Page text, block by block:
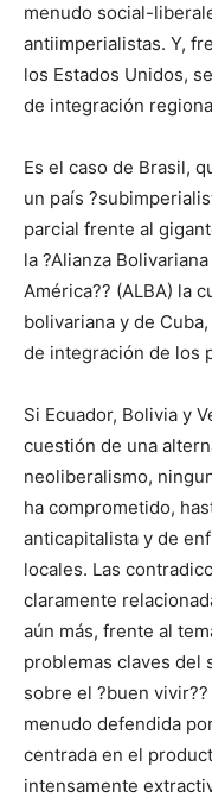
menudo social-
antiimperialistas. Y,
los Estados Unidos,
de integración
Es el caso de Brasil,
un país
parcial frente al
la ?Alianza
América?? (ALBA) la
bolivariana y de
de integración de los
Si Ecuador, Bolivia y
cuestión de una
neoliberalismo,
ha comprometido,
anticapitalista y de
locales. Las
claramente
aún más, frente al
problemas claves del
sobre el ?buen
menudo defendida
centrada en el
intensamente